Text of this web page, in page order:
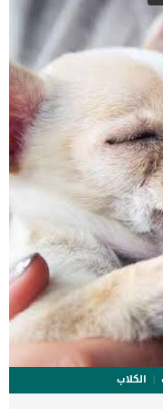
من طريقة لحماية كلبك من
الاصابة بهذه الحساسية مثل الحفاظ على الرطوبة أقل من 40٪ داخل
التدفئة يساعد على تنقيتها
[…]
الكلاب